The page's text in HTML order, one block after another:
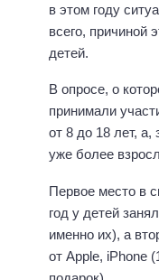
в этом году
всего, причиной
детей.
В опросе, о
принимали
от 8 до 18 лет, а,
уже более
Первое место в
год у детей
именно их), а
от Apple, iPhone